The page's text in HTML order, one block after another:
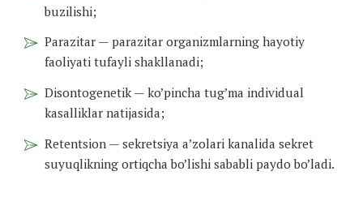
buzilishi;
Parazitar — parazitar organizmlarning hayotiy
faoliyati tufayli shakllanadi;
Disontogenetik — ko’pincha tug’ma individual
kasalliklar natijasida;
Retentsion — sekretsiya a’zolari kanalida sekret
suyuqlikning ortiqcha bo’lishi sababli paydo bo’ladi.